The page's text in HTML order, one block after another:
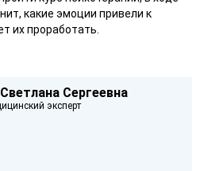
какие эмоции привели к
их проработать.
Сергеевна
эксперт